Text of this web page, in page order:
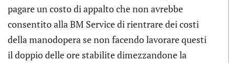
pagare un costo di appalto che non avrebbe
consentito alla BM Service di rientrare dei costi
della manodopera se non facendo lavorare questi
il doppio delle ore stabilite dimezzandone la